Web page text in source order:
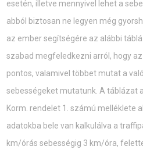
esetén, illetve mennyivel lehet a
abból biztosan ne legyen még
az ember segítségére az alábbi
szabad megfeledkezni arról, hogy
pontos, valamivel többet mutat a
sebességeket mutatunk. A táblázat
Korm. rendelet 1. számú melléklete
adatokba bele van kalkulálva a
km/órás sebességig 3 km/óra, felette